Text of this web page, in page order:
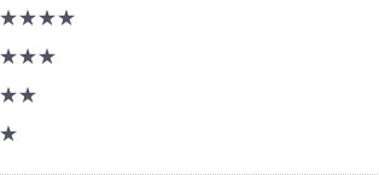
★★★★
★★★
★★
★